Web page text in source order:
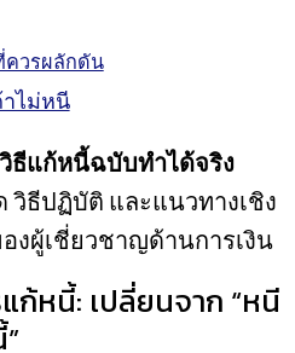
ควรผลักดัน
ไม่หนี
ธีแก้หนี้ฉบับทำได้จริง
วิธีปฏิบัติ และแนวทางเชิง
งผู้เชี่ยวชาญด้านการเงิน
ก้หนี้: เปลี่ยนจาก “หนี